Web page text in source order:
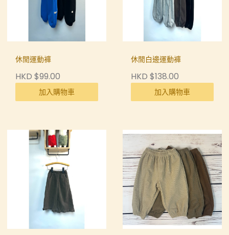
休閒運動褲
HKD $99.00
加入購物車
休閒白邊運動褲
HKD $138.00
加入購物車